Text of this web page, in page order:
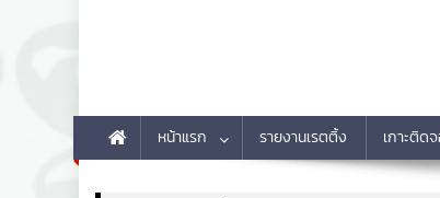
หน้าแรก รายงานเรตติ้ง เกาะติด